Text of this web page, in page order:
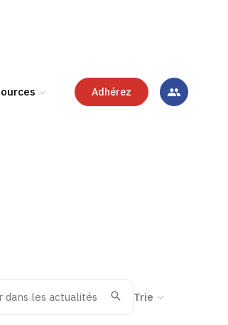
Adhérez
ValiderTrier la recherche